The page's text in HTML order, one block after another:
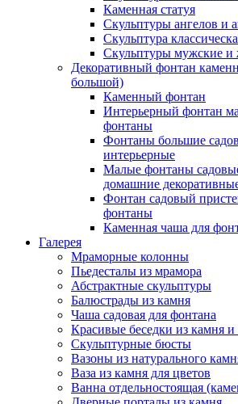
Каменная статуя
Скульптуры ангелов и
Скульптура
Скульптуры мужские и
Декоративный фонтан
большой)
Каменный фонтан
Интерьерный фонтан
фонтаны
Фонтаны большие
интерьерные
Малые фонтаны
домашние
Фонтан садовый
фонтаны
Каменная чаша для
Галерея
Мраморные колонны
Пьедесталы из мрамора
Абстрактные скульптуры
Балюстрады из камня
Чаша садовая для фонтана
Красивые беседки из камня
Скульптурные бюсты
Вазоны из натурального
Ваза из камня для цветов
Ванна отдельностоящая